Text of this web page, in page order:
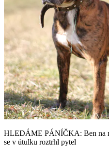
HLEDÁME PÁNÍČKA: Ben na
se v útulku roztrhl pytel